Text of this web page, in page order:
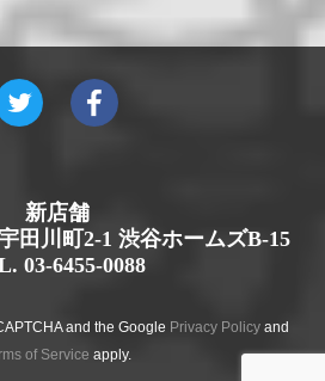
新店舗
田川町2-1 渋谷ホームズB-15
03-6455-0088
and the Google Privacy Policyand
of Service apply.